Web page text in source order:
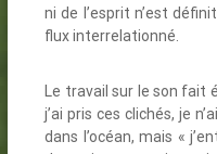
ni de l’esprit n’est
flux interrelationné.
Le travail sur le son fait
j’ai pris ces clichés, je
dans l’océan, mais «